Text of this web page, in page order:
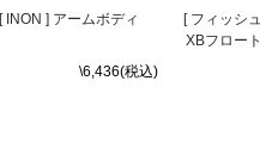
[ INON ] アームボディ
\6,436(税込)
[ フィッシ
XBフロー